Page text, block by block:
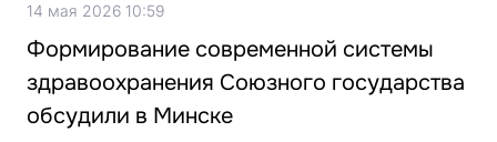
14 мая 2026 10:59
Формирование современной системы
здравоохранения Союзного государства
обсудили в Минске